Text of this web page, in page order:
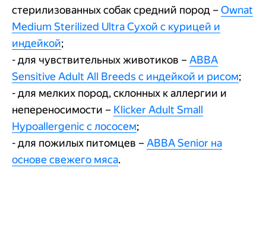
стерилизованных собак средний пород –Ownat
Medium Sterilized Ultra Сухой с курицей и
индейкой;
- для чувствительных животиков –АВВА
Sensitive Adult All Breeds c индейкой и рисом;
- для мелких пород, склонных к аллергии и
непереносимости – Klicker Adult Small
Hypoallergenic с лососем;
- для пожилых питомцев –АВВА Senior на
основе свежего мяса.